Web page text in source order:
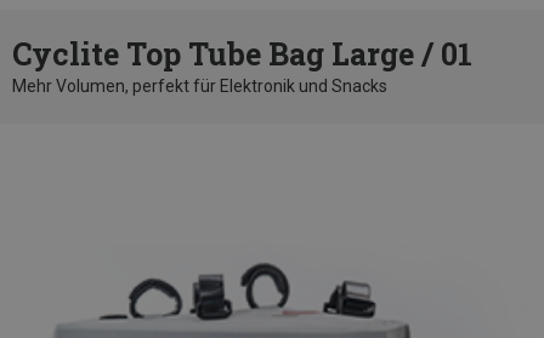
Cyclite Top Tube Bag Large / 01
Mehr Volumen, perfekt für Elektronik und Snacks